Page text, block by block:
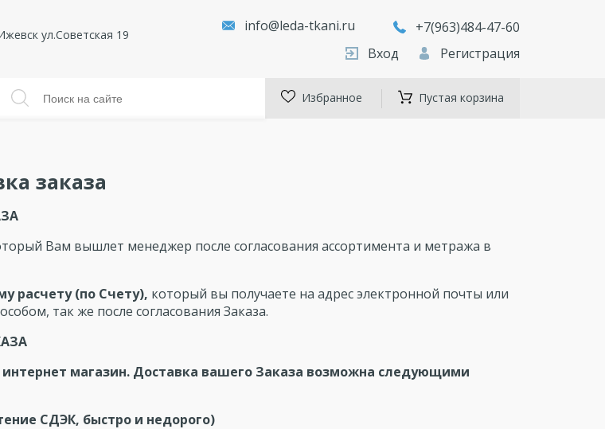
ул.Советская 19
info@leda-tkani.ru
+7(963)484-47-60
Вход
Регистрация
Избранное Пустая корзина
заказа
Вам вышлет менеджер после согласования ассортимента и метража в
расчету (по Счету), который вы получаете на адрес электронной почты или
так же после согласования Заказа.
магазин. Доставка вашего Заказа возможна следующими
СДЭК, быстро и недорого)